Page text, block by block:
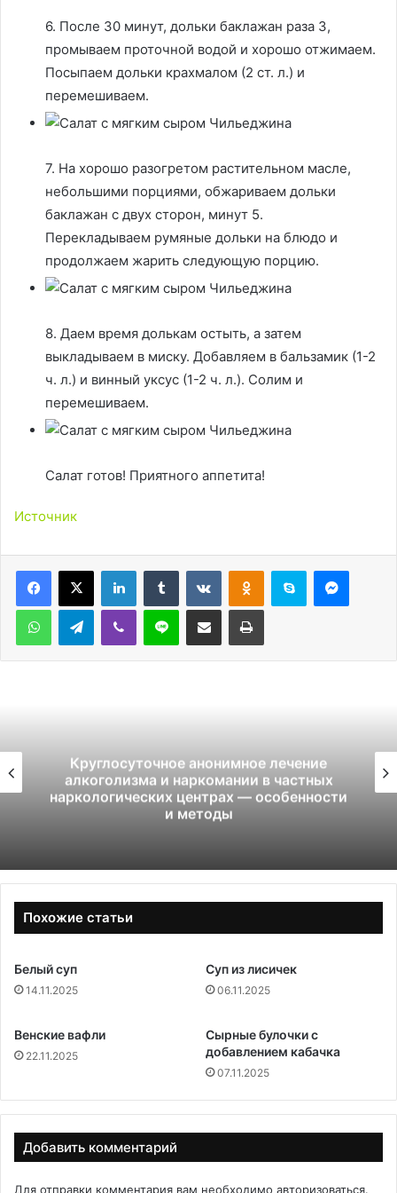
6. После 30 минут, дольки баклажан раза 3,
промываем проточной водой и хорошо отжимаем.
Посыпаем дольки крахмалом (2 ст. л.) и
перемешиваем.
7. На хорошо разогретом растительном масле,
небольшими порциями, обжариваем дольки
баклажан с двух сторон, минут 5.
Перекладываем румяные дольки на блюдо и
продолжаем жарить следующую порцию.
8. Даем время долькам остыть, а затем
выкладываем в миску. Добавляем в бальзамик (1-2
ч. л.) и винный уксус (1-2 ч. л.). Солим и
перемешиваем.
Салат готов! Приятного аппетита!
Источник
LinkedInTumblr ВконтактеОдноклассники
Skype
WhatsAppTelegramViber Line Поделиться через электронную почту Печатать
Круглосуточное анонимное лечение
алкоголизма и наркомании в частных
наркологических центрах — особенности
и методы
Похожие статьи
Белый суп
14.11.2025
Суп из лисичек
06.11.2025
Венские вафли
22.11.2025
Сырные булочки с
добавлением кабачка
07.11.2025
Добавить комментарий
Для отправки комментария вам необходимо авторизоваться.